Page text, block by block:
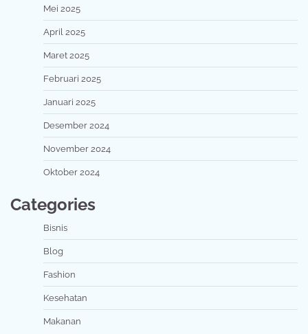
Mei 2025
April 2025
Maret 2025
Februari 2025
Januari 2025
Desember 2024
November 2024
Oktober 2024
Categories
Bisnis
Blog
Fashion
Kesehatan
Makanan